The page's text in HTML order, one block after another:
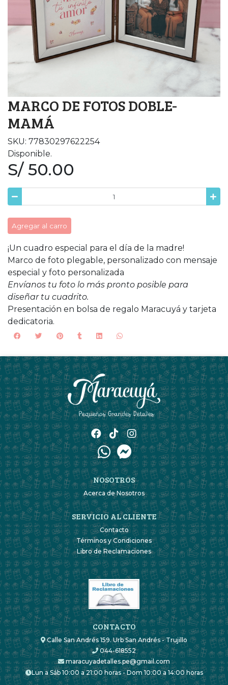
MARCO DE FOTOS DOBLE-
MAMÁ
SKU: 77830297622254
Disponible.
S/ 50.00
Agregar al carro
¡Un cuadro especial para el día de la madre!
Marco de foto plegable, personalizado con mensaje
especial y foto personalizada
Envíanos tu foto lo más pronto posible para
diseñar tu cuadrito.
Presentación en bolsa de regalo Maracuyá y tarjeta
dedicatoria.
NOSOTROS
Acerca de Nosotros
SERVICIO AL CLIENTE
Contacto
Términos y Condiciones
Libro de Reclamaciones
CONTACTO
Calle San Andrés 159. Urb San Andrés - Trujillo
044-618552
maracuyadetalles.pe@gmail.com
Lun a Sáb 10:00 a 21:00 horas - Dom 10:00 a 14:00 horas